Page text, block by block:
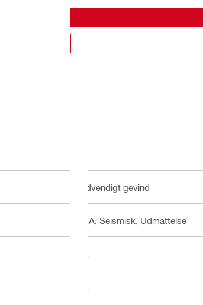
Udvendigt gevind
ETA, Seismisk, Udmattelse